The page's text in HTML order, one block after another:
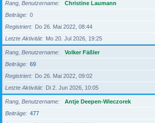
Rang, Benutzername
Christine Laumann
Beiträge
0
Registriert
Do 26. Mai 2022, 08:44
Letzte Aktivität
Mo 20. Jul 2026, 19:25
Rang, Benutzername
Volker Fäßler
Beiträge
69
Registriert
Do 26. Mai 2022, 09:02
Letzte Aktivität
Di 2. Jun 2026, 10:05
Rang, Benutzername
Antje Deepen-Wieczorek
Beiträge
477